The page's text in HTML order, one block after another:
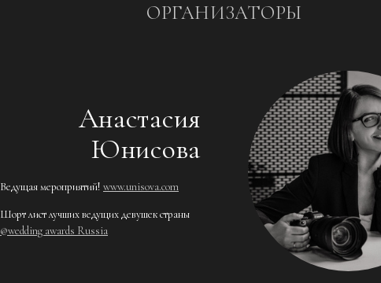
ОРГАНИЗАТОРЫ
Анастасия
Юнисова
Ведущая мероприятий! www.unisova.com
Шорт лист лучших ведущих девушек страны
@wedding awards Russia